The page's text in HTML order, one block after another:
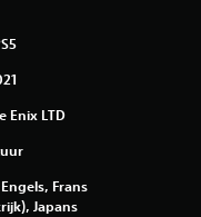
Enix LTD
Frans
Japans